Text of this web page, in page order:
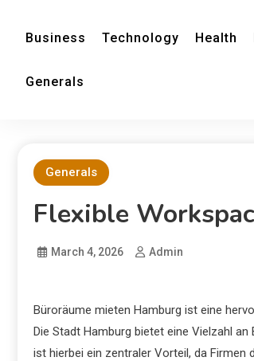
Business Technology Health
Generals
Generals
Flexible
March 4, 2026 Admin
Büroräume mieten Hamburg ist eine
Die Stadt Hamburg bietet eine Vielzahl
ist hierbei ein zentraler Vorteil, da Firmen